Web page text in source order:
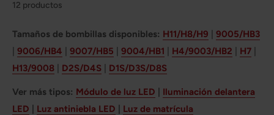
12 productos
Tamaños de bombillas disponibles: H11/H8/H9
9005/HB3
9006/HB4 9007/HB5 9004/HB1 H4/9003/HB2 H7
H13/9008
D2S/D4S D1S/D3S/D8S
Ver más tipos: Módulo de luz LED
Iluminación delantera
LED
Luz antiniebla LED Luz de matrícula